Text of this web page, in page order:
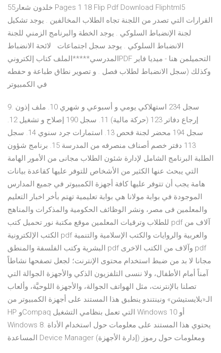
خلدون شعار55 Pages 1 18 Flip Pdf Download Fliphtml5
القرارات التي تصدر من اللجنة تجاه الطلاب المخالفين . يوجد تشكيل
لجنة الإنضباط السلوكي . يوجد الخطة والبرنامج الزمني للجنة
الانضباط السلوكي . يوجد سجل اجتماعات لائحة الانضباط
المدرسي*****الملف كتاب إلكترونيPDF التحميلمن هنا - ميديا فاير
وكذلك (سجل الانضباط لطلاب فصل . و تصوير نطاق طباعة و حفطه
في الكمبيوتر
9. سجل 234 استهلاكي يومي و أسبوعي و شهري 10. ملف إذون
إرجاع دفاتر 123 (حركة مالية) 11. سجل 190 إصلاح و تشغيل 12.
سجل 194 محضر لجنة فحص 13. استمارات جرد سنوي 14. سجل
113 دفتر خصم أصناف منصرفه من المدرسة 15. برنامج شؤون
الطلبة البرنامج الشامل لإدارة شئون الطلاب مجانى من الأمور الهامة
التي يبحث عنها الكثير من الأشخاص للتوفر عليها كقاعدة بيانات
هامة يجب أن تتوفر عليها كافة أجهزة الكمبيوتر في جميع المدارس
الموجودة في بوابة مولانا هي بوابة تعليمية تهتم بأخر اخبار التعليم
والمعلمين فى مصر، ونشر الوظائف الحكومية والمذكرات والمناهج
للطلاب وترقيات المعلمين موقع مكتبة نور تحميل كتب pdf آلاف من
الكتب الإلكترونية pdf والعربية والروايات والكتب الإسلامية والتنمية
البشرية وكتب الفلسفة والمنطق pdf وآلاف من الكتب الاخرى pdf
مجانا لا بد من ضبط استخدام محتوى الإنترنت؛ لجعل تصفحها نشاطاً
آمناً أمام الأطفال، ولا ننسى التلفزيون الذكي والأجهزة الجوالة التي
تصلنا بالإنترنت، مثل الهواتف الجوالة، والأجهزة اللوحيَّة، وألعاب
الـ«بلايستيشن» ونينتندو ينطبق هذا المستند على أجهزة الكمبيوتر من
HP وCompaq التي تعمل بنظامي التشغيل Windows 10 أو
Windows 8. يحتوي هذا المستند على معلومات حول استخدام الأداة
المساعدة Device Manager (إدارة الأجهزة) ومعلومات حول رموز